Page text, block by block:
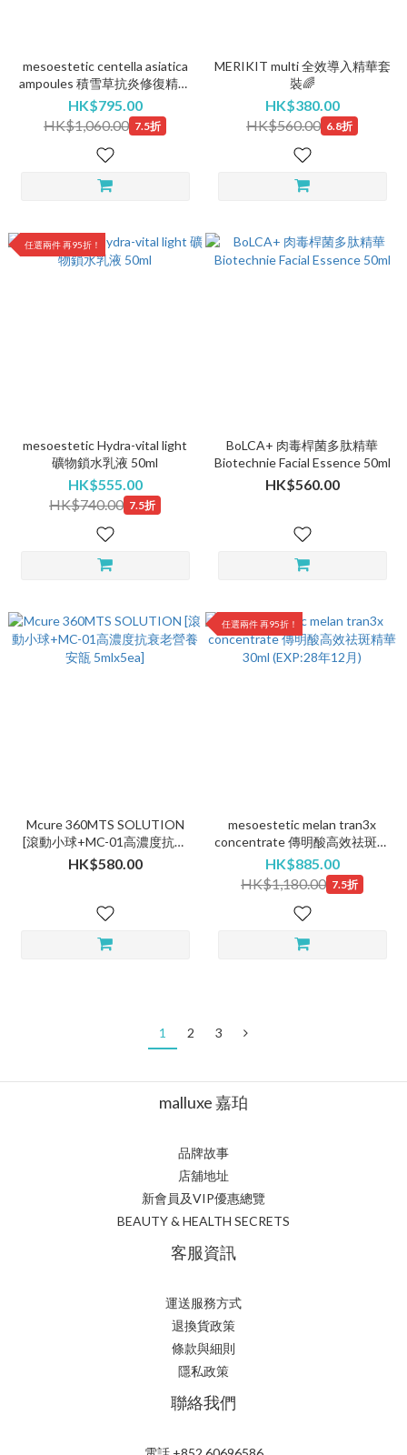
mesoestetic centella asiatica
ampoules 積雪草抗炎修復精華
20x2ml
HK$795.00
HK$1,060.00 7.5折
MERIKIT multi 全效導入精華套
裝🌈
HK$380.00
HK$560.00 6.8折
任選兩件 再95折！
mesoestetic Hydra-vital light
礦物鎖水乳液 50ml
HK$555.00
HK$740.00 7.5折
BoLCA+ 肉毒桿菌多肽精華
Biotechnie Facial Essence 50ml
HK$560.00
Mcure 360MTS SOLUTION
[滾動小球+MC-01高濃度抗衰
老營養安瓿 5mlx5ea]
HK$580.00
任選兩件 再95折！
mesoestetic melan tran3x
concentrate 傳明酸高效祛斑精
華 30ml (EXP:28年12月)
HK$885.00
HK$1,180.00 7.5折
1 2 3
malluxe 嘉珀
品牌故事
店舖地址
新會員及VIP優惠總覽
BEAUTY & HEALTH SECRETS
客服資訊
運送服務方式
退換貨政策
條款與細則
隱私政策
聯絡我們